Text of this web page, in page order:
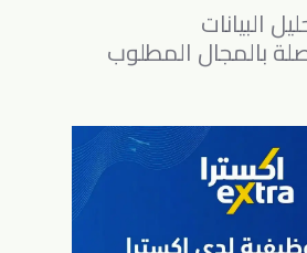
البيانات
بالمجال المطلوب